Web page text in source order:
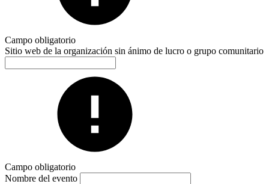
Campo obligatorio
Sitio web de la organización sin ánimo de lucro o grupo comunitario
Campo obligatorio
Nombre del evento